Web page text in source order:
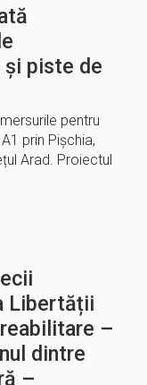
piste de
pentru
prin Pișchia,
Arad. Proiectul
Libertății
–
dintre
–